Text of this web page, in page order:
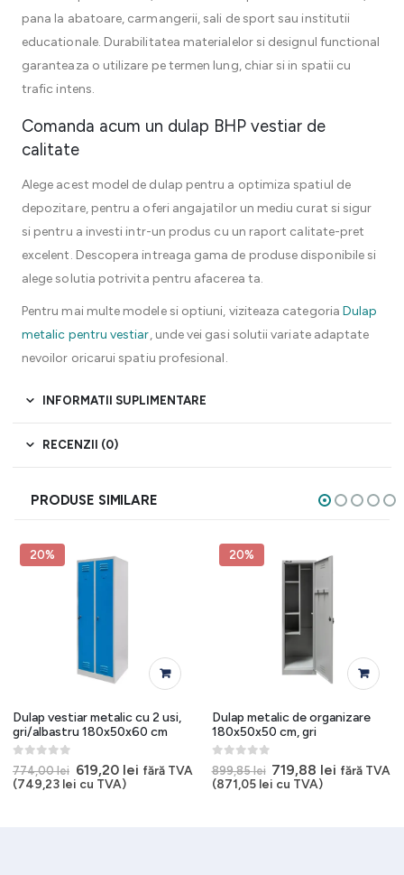
pana la abatoare, carmangerii, sali de sport sau institutii
educationale. Durabilitatea materialelor si designul functional
garanteaza o utilizare pe termen lung, chiar si in spatii cu
trafic intens.
Comanda acum un dulap BHP vestiar de
calitate
Alege acest model de dulap pentru a optimiza spatiul de
depozitare, pentru a oferi angajatilor un mediu curat si sigur
si pentru a investi intr-un produs cu un raport calitate-pret
excelent. Descopera intreaga gama de produse disponibile si
alege solutia potrivita pentru afacerea ta.
Pentru mai multe modele si optiuni, viziteaza categoria Dulap
metalic pentru vestiar, unde vei gasi solutii variate adaptate
nevoilor oricarui spatiu profesional.
INFORMATII SUPLIMENTARE
RECENZII (0)
PRODUSE SIMILARE
20%
Dulap vestiar metalic cu 2 usi,
gri/albastru 180x50x60 cm
0out of 5
774,00lei Prețul
inițial
619,20 leiPrețul
fără TVA
(749,23 lei cu TVA)
20%
Dulap metalic de organizare
180x50x50 cm, gri
0out of 5
899,85lei Prețul
inițial
719,88 lei Prețul
fără TVA
(871,05 lei cu TVA)